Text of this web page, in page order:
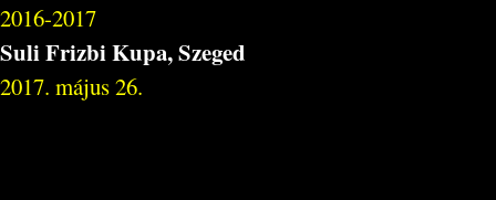
2016-2017
Suli Frizbi Kupa, Szeged
2017. május 26.